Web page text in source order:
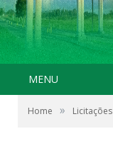
MENU
Home » Licitações